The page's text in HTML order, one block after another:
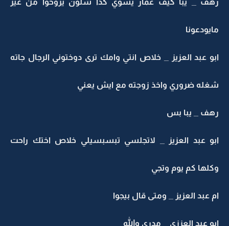
_ يبا كيف عمار يسوي كذا شلون يروحوا من غير
عبد العزيز _ خلاص انتي وامك ترى دوختوني الرجال جاته
ضروري واخذ زوجته مع ايش يعني
_ يبا بس
عبد العزيز _ لاتجلسي تبسبسيلي خلاص اختك راحت
كم يوم وتجي
عبد العزيز _ ومتى قال بيجوا
عبد العززي _ مدري والله